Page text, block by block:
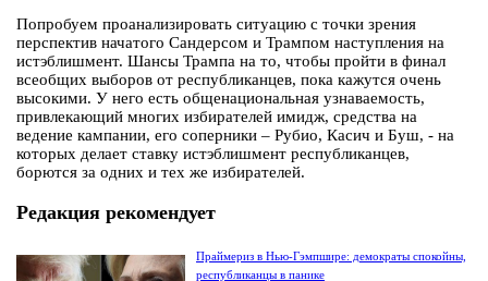
Попробуем проанализировать ситуацию с точки зрения
перспектив начатого Сандерсом и Трампом наступления на
истэблишмент. Шансы Трампа на то, чтобы пройти в финал
всеобщих выборов от республиканцев, пока кажутся очень
высокими. У него есть общенациональная узнаваемость,
привлекающий многих избирателей имидж, средства на
ведение кампании, его соперники – Рубио, Касич и Буш, - на
которых делает ставку истэблишмент республиканцев,
борются за одних и тех же избирателей.
Редакция рекомендует
Праймериз в Нью-Гэмпшире: демократы спокойны,
республиканцы в панике